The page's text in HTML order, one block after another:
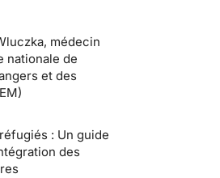
médecin
nationale de
et des
: Un guide
des